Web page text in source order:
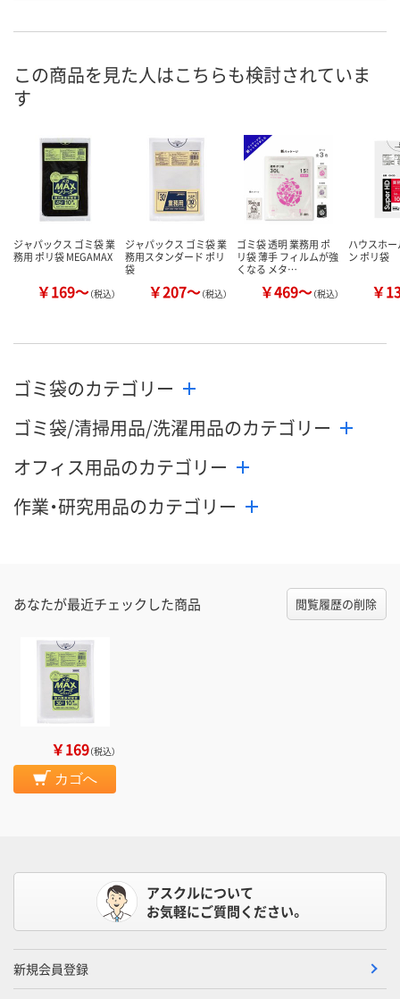
号
お届け日
数量 数量
カゴへ カ
この商品を見た人はこちらも検討されていま
す
ジャパックス ゴミ袋 業
務用 ポリ袋 MEGAMAX
￥169～（税込）
ジャパックス ゴミ袋 業
務用スタンダード ポリ
袋
￥207～（税込）
ゴミ袋 透明 業務用 ポ
リ袋 薄手 フィルムが強
くなる メタ…
￥469～（税込）
ハウスホ
ン ポリ袋
￥
ゴミ袋のカテゴリー
ゴミ袋/清掃用品/洗濯用品のカテゴリー
オフィス用品のカテゴリー
作業・研究用品のカテゴリー
あなたが最近チェックした商品 閲覧履歴の削除
￥169（税込）
カゴへ
アスクルについて
お気軽にご質問ください。
新規会員登録